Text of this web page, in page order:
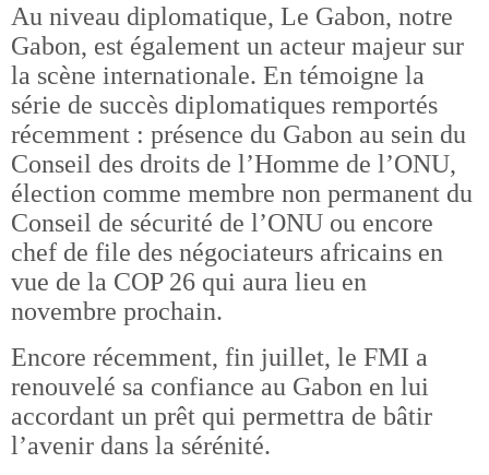
Au niveau diplomatique, Le Gabon, notre
Gabon, est également un acteur majeur sur
la scène internationale. En témoigne la
série de succès diplomatiques remportés
récemment : présence du Gabon au sein du
Conseil des droits de l’Homme de l’ONU,
élection comme membre non permanent du
Conseil de sécurité de l’ONU ou encore
chef de file des négociateurs africains en
vue de la COP 26 qui aura lieu en
novembre prochain.
Encore récemment, fin juillet, le FMI a
renouvelé sa confiance au Gabon en lui
accordant un prêt qui permettra de bâtir
l’avenir dans la sérénité.